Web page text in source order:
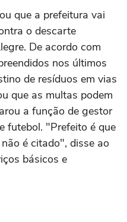
que a prefeitura vai
o descarte
De acordo com
nos últimos
de resíduos em vias
que as multas podem
a função de gestor
futebol. "Prefeito é que
é citado", disse ao
básicos e